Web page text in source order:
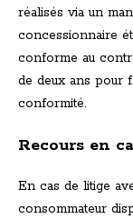
réalisés via un
concessionnaire
conforme au
de deux ans pour
conformité.
Recours en
En cas de litige
consommateur